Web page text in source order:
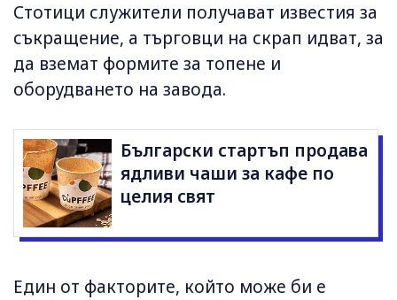
Стотици служители получават известия за
съкращение, а търговци на скрап идват, за
да вземат формите за топене и
оборудването на завода.
Български стартъп продава
ядливи чаши за кафе по
целия свят
Един от факторите, който може би е